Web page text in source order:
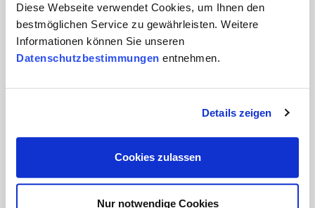
Diese Webseite verwendet Cookies, um Ihnen den
bestmöglichen Service zu gewährleisten. Weitere
Informationen können Sie unseren
Datenschutzbestimmungen entnehmen.
Details zeigen
Cookies zulassen
Nur notwendige Cookies
Dienstleistungen
Finanzdienstleistungen
Gesundheits- und Sozialwesen
Papier- und Holzindustrie